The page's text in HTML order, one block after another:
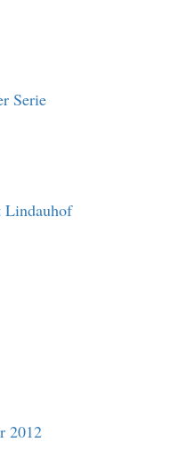
Serie
Lindauhof
2012